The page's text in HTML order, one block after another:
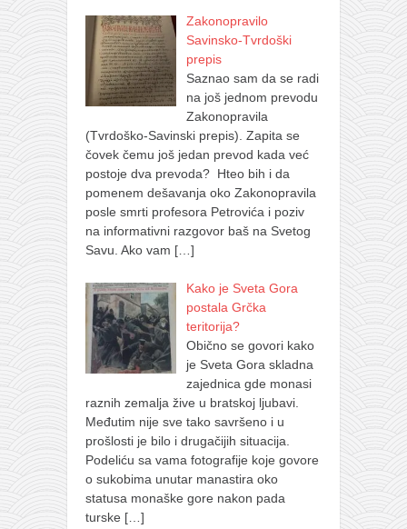
Zakonopravilo
Savinsko-Tvrdoški
prepis
Saznao sam da se radi
na još jednom prevodu
Zakonopravila
(Tvrdoško-Savinski prepis). Zapita se
čovek čemu još jedan prevod kada već
postoje dva prevoda? Hteo bih i da
pomenem dešavanja oko Zakonopravila
posle smrti profesora Petrovića i poziv
na informativni razgovor baš na Svetog
Savu. Ako vam […]
Kako je Sveta Gora
postala Grčka
teritorija?
Obično se govori kako
je Sveta Gora skladna
zajednica gde monasi
raznih zemalja žive u bratskoj ljubavi.
Međutim nije sve tako savršeno i u
prošlosti je bilo i drugačijih situacija.
Podeliću sa vama fotografije koje govore
o sukobima unutar manastira oko
statusa monaške gore nakon pada
turske […]